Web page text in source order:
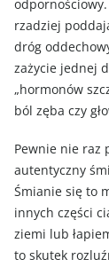
rzadziej
dróg
zażycie jednej
„hormonów
ból zęba czy
Pewnie nie raz
autentyczny
Śmianie się to
innych części
ziemi lub
to skutek